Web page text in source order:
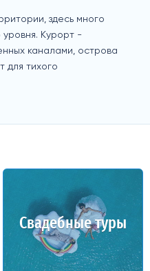
здесь много
уровня. Курорт -
каналами, острова
для тихого
Свадебные туры